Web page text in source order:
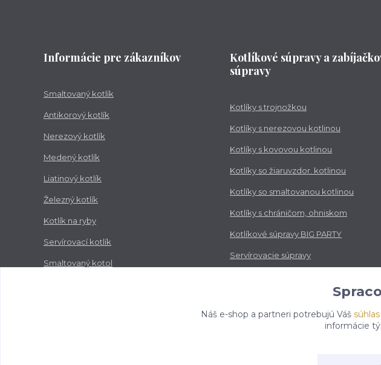
Informácie pre zákazníkov
Smaltovaný kotlík
Antikorový kotlík
Nerezový kotlík
Medený kotlík
Liatinový kotlík
Železný kotlík
Kotlík na ryby
Servírovací kotlík
Smaltovaný kotol
Kotlíkové súpravy a
súpravy
Kotlíky s trojnožkou
Kotlíky s nerezovou kotlinou
Kotlíky s kovovou kotlinou
Kotlíky so žiaruvzdor. kotlinou
Kotlíky so smaltovanou kotlinou
Kotlíky s chráničom, ohniskom
Kotlíkové súpravy BIG PARTY
Servírovacie súpravy
Náš e-shop a partneri potrebujú Váš súhlas
informácie